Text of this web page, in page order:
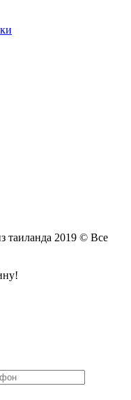
таиланда 2019 © Все